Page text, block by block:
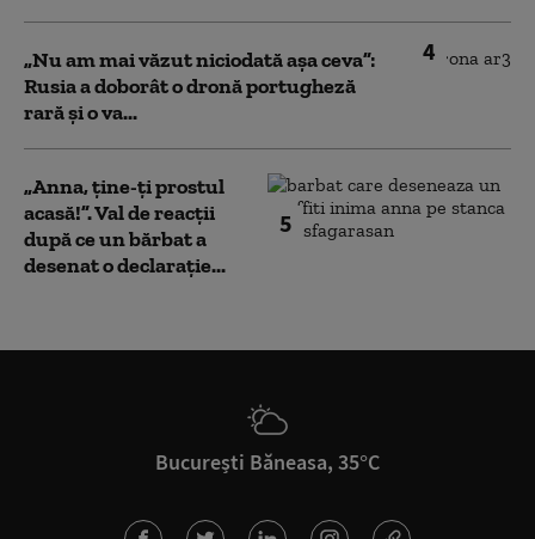
4
„Nu am mai văzut niciodată așa ceva”:
Rusia a doborât o dronă portugheză
rară și o va...
5
„Anna, ţine-ţi prostul
acasă!”. Val de reacții
după ce un bărbat a
desenat o declarație...
București Băneasa, 35°C